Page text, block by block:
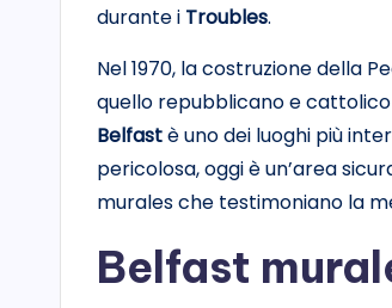
durante i Troubles.
Nel 1970, la costruzione della
quello repubblicano e cattolico
Belfastè uno dei luoghi più
pericolosa, oggi è un’area
murales che testimoniano la
Belfast